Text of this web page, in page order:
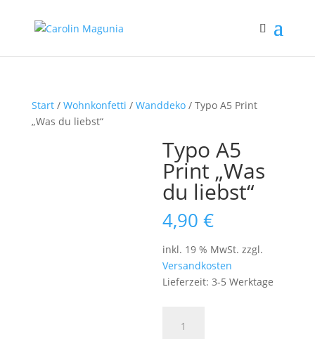
Start/ Wohnkonfetti / Wanddeko/ Typo A5 Print
„Was du liebst“
Typo A5
Print „Was
du liebst“
4,90€
inkl. 19 % MwSt. zzgl.
Versandkosten
Lieferzeit:3-5 Werktage